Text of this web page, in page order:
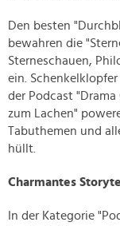
Den besten
bewahren die
Sterneschauen,
ein.
der Podcast
zum Lachen"
Tabuthemen und
hüllt.
Charmantes
In der Kategorie